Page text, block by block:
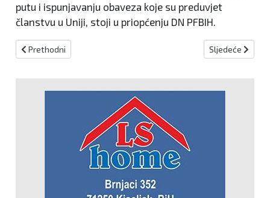
putu i ispunjavanju obaveza koje su preduvjet
članstvu u Uniji, stoji u priopćenju DN PFBIH.
Prethodni članak: TRILATERALA U BEOGRADU Autoput će
Prethodni Sljedeći članak:
Sljedeće